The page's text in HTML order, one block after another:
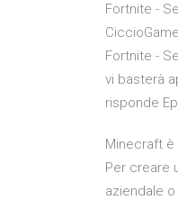
Fortnite -
Fortnite -
vi basterà
risponde
Minecraft
Per creare
aziendale